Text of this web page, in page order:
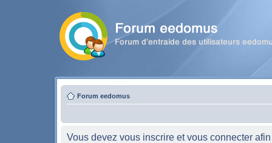
Forum eedomus
Vous devez vous inscrire et vous connecter